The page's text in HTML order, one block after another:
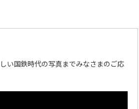
い国鉄時代の写真までみなさまのご応